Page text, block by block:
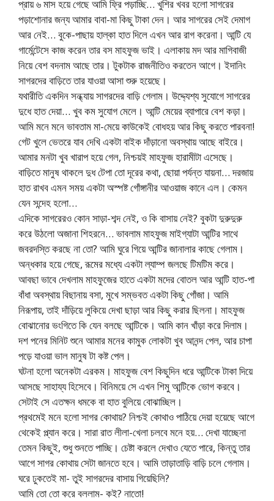
প্রায় ৬ মাস হয়ে গেছে আমি ফ্রি পড়াচ্ছি… খুশির খবর হলো সাগরের
পড়াশোনার জন্য আমার বাবা-মা কিছু টাকা দেন। আর সাগরের সেই দেমাগ
আর নেই… বুকে-পাছায় হাল্কা হাত দিলে এখন আর রাগ করেনা। আন্টি যে
গার্মেন্টেসে কাজ করেন তার বস মাহফুজ ভাই। এলাকায় মদ আর মাগিবাজী
নিয়ে বেশ বদনাম আছে তার। টুকটাক রাজনীতিও করতেন আগে। ইদানিং
সাগরদের বাড়িতে তার যাওয়া আসা শুরু হয়েছে।
যথারীতি একদিন সন্ধ্যায় সাগরদের বাড়ি গেলাম। উদ্দ্যেশ্য সুযোগে সাগরের
দুধে হাত দেয়া… খুব কম সুযোগ মেলে। আন্টি মেয়ের ব্যাপারে বেশ কড়া।
আমি মনে মনে ভাবতাম মা-মেয়ে কাউকেই বোধহয় আর কিছু করতে পারবনা!
গেট খুলে ভেতরে যাব দেখি একটা বাইক দাঁড়ানো অবস্থায় আছে বাইরে।
আমার মনটা খুব খারাপ হয়ে গেল, নিশ্চয়ই মাহফুজ হারামীটা এসেছে।
বাড়িতে মানুষ থাকলে দুধ টেপা তো দূরের কথা, ছোয়া পর্যন্ত যায়না… দরজায়
হাত রাখব এমন সময় একটা অস্পষ্ট গোঁঙ্গানীর আওয়াজ কানে এল। কেমন
যেন সন্দেহ হলো…
এদিকে সাগরেরও কোন সাড়া-শব্দ নেই, ও কি বাসায় নেই? বুকটা দুরুদুরু
করে উঠলো অজানা শিহরনে… ভাবলাম মাহফুজ মাইগ্যাটা আন্টির সাথে
জবরদস্তি করছে না তো? আমি ঘুরে গিয়ে আন্টির জানালার কাছে গেলাম।
অন্ধকার হয়ে গেছে, রূমের মধ্যে একটা ল্যাম্প জলছে টিমটিম করে।
আবছা ভাবে দেখলাম মাহফুজের হাতে একটা মদের বোতল আর আন্টি হাত-পা
বাঁধা অবস্থায় বিছানায় বসা, মুখে সম্ভবত একটা কিছু গোঁজা। আমি
নিরূপায়, তাই দাঁড়িয়ে লুকিয়ে দেখা ছাড়া আর কিছু করার ছিলনা। মাহফুজ
বোঝানোর ভংগিতে কি যেন বলছে আন্টিকে। আমি কান খাঁড়া করে দিলাম।
দশ পনের মিনিট শুনে আমার মনের কামুক লোকটা খুব আনন্দ পেল, আর চাপা
পড়ে যাওয়া ভাল মানুষ টা কষ্ট পেল।
ঘটনা হলো অনেকটা এরকম। মাহফুজ বেশ কিছুদিন ধরে আন্টিকে টাকা দিয়ে
আসছে সাহায্য হিসেবে। বিনিময়ে সে এখন শিমু আন্টিকে ভোগ করবে।
সেটাই সে এতক্ষন ধমকে বা হাত বুলিয়ে বোঝাচ্ছিল।
প্রথমেই মনে হলো সাগর কোথায়? নিশ্চই কোথাও পাঠিয়ে দেয়া হয়েছে আগে
থেকেই প্ল্যান করে। সারা রাত লীলা-খেলা চলবে মনে হয়… দেখা যাচ্ছেনা
তেমন কিছুই, শুধু শুনতে পাচ্ছি। চেষ্টা করলে দেখাও যেতে পারে, কিন্তু তার
আগে সাগর কোথায় সেটা জানতে হবে। আমি তাড়াতাড়ি বাড়ি চলে গেলাম।
ঘরে ঢুকতেই মা- তুই সাগরদের বাসায় গিয়েছিলি?
আমি তো তো করে বললাম- কই? নাতো!